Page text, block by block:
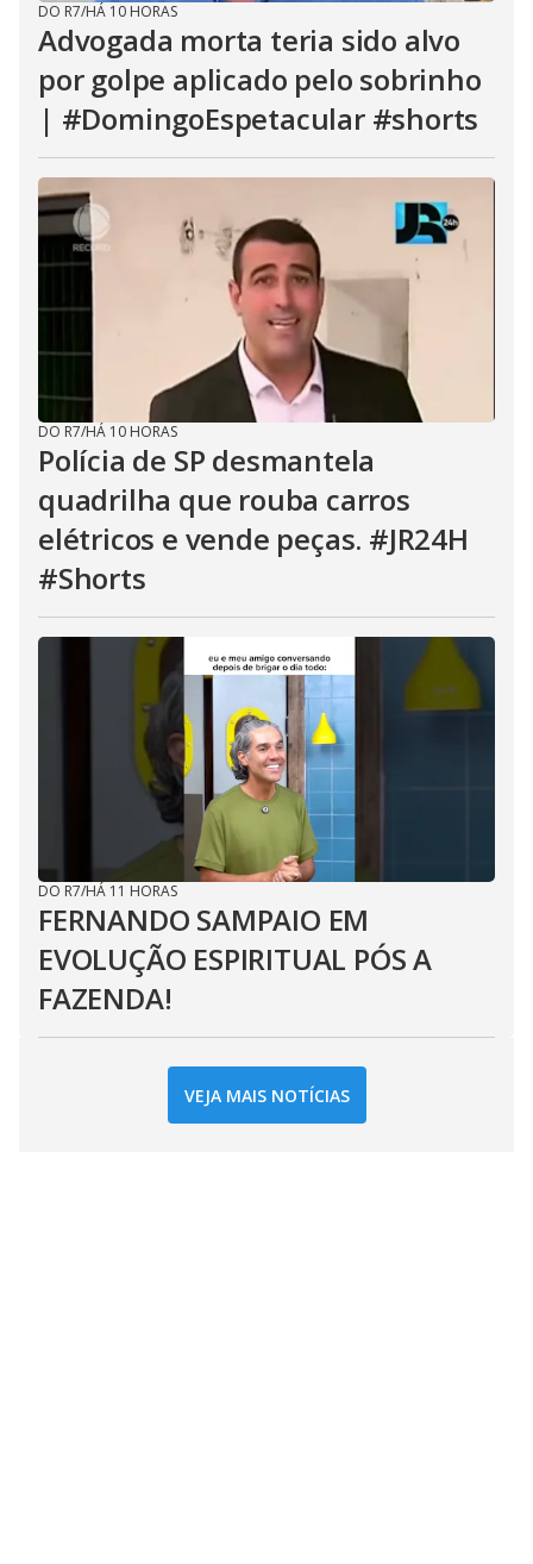
DO R7/HÁ 10 HORAS
Advogada morta teria sido alvo
por golpe aplicado pelo sobrinho
| #DomingoEspetacular #shorts
DO R7/HÁ 10 HORAS
Polícia de SP desmantela
quadrilha que rouba carros
elétricos e vende peças. #JR24H
#Shorts
DO R7/HÁ 11 HORAS
FERNANDO SAMPAIO EM
EVOLUÇÃO ESPIRITUAL PÓS A
FAZENDA!
VEJA MAIS NOTÍCIAS